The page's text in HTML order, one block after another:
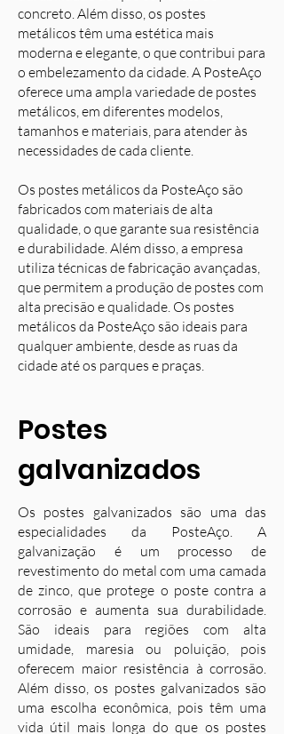
concreto. Além disso, os postes
metálicos têm uma estética mais
moderna e elegante, o que contribui para
o embelezamento da cidade. A PosteAço
oferece uma ampla variedade de postes
metálicos, em diferentes modelos,
tamanhos e materiais, para atender às
necessidades de cada cliente.
Os postes metálicos da PosteAço são
fabricados com materiais de alta
qualidade, o que garante sua resistência
e durabilidade. Além disso, a empresa
utiliza técnicas de fabricação avançadas,
que permitem a produção de postes com
alta precisão e qualidade. Os postes
metálicos da PosteAço são ideais para
qualquer ambiente, desde as ruas da
cidade até os parques e praças.
Postes
galvanizados
Os postes galvanizados são uma das
especialidades da PosteAço. A
galvanização é um processo de
revestimento do metal com uma camada
de zinco, que protege o poste contra a
corrosão e aumenta sua durabilidade.
São ideais para regiões com alta
umidade, maresia ou poluição, pois
oferecem maior resistência à corrosão.
Além disso, os postes galvanizados são
uma escolha econômica, pois têm uma
vida útil mais longa do que os postes